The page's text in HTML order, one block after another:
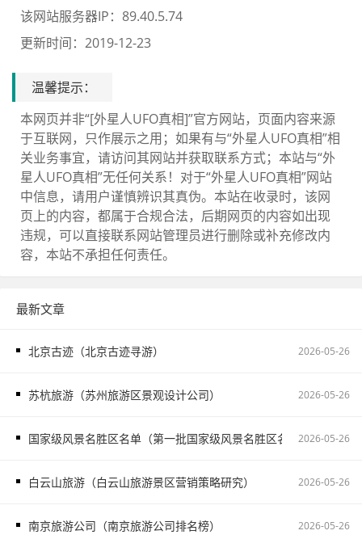
该网站服务器IP：89.40.5.74
更新时间：2019-12-23
温馨提示：
本网页并非“[外星人UFO真相]”官方网站，页面内容来源
于互联网，只作展示之用；如果有与“外星人UFO真相”相
关业务事宜，请访问其网站并获取联系方式；本站与“外
星人UFO真相”无任何关系！对于“外星人UFO真相”网站
中信息，请用户谨慎辨识其真伪。本站在收录时，该网
页上的内容，都属于合规合法，后期网页的内容如出现
违规，可以直接联系网站管理员进行删除或补充修改内
容，本站不承担任何责任。
最新文章
北京古迹（北京古迹寻游） 2026-05-26
苏杭旅游（苏州旅游区景观设计公司） 2026-05-26
国家级风景名胜区名单（第一批国家级风景名胜区名单）2026-05-26
白云山旅游（白云山旅游景区营销策略研究） 2026-05-26
南京旅游公司（南京旅游公司排名榜） 2026-05-26